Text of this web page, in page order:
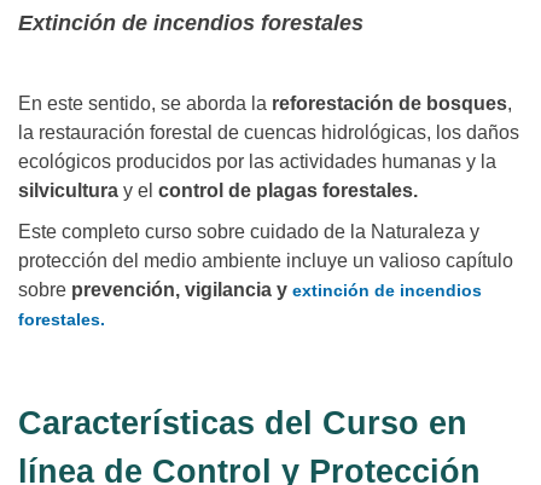
Extinción de incendios forestales
En este sentido, se aborda la reforestación de bosques,
la restauración forestal de cuencas hidrológicas, los daños
ecológicos producidos por las actividades humanas y la
silvicultura y el control de plagas forestales.
Este completo curso sobre cuidado de la Naturaleza y
protección del medio ambiente incluye un valioso capítulo
sobre prevención, vigilancia y extinción de incendios
forestales.
Características del Curso en
línea de Control y Protección